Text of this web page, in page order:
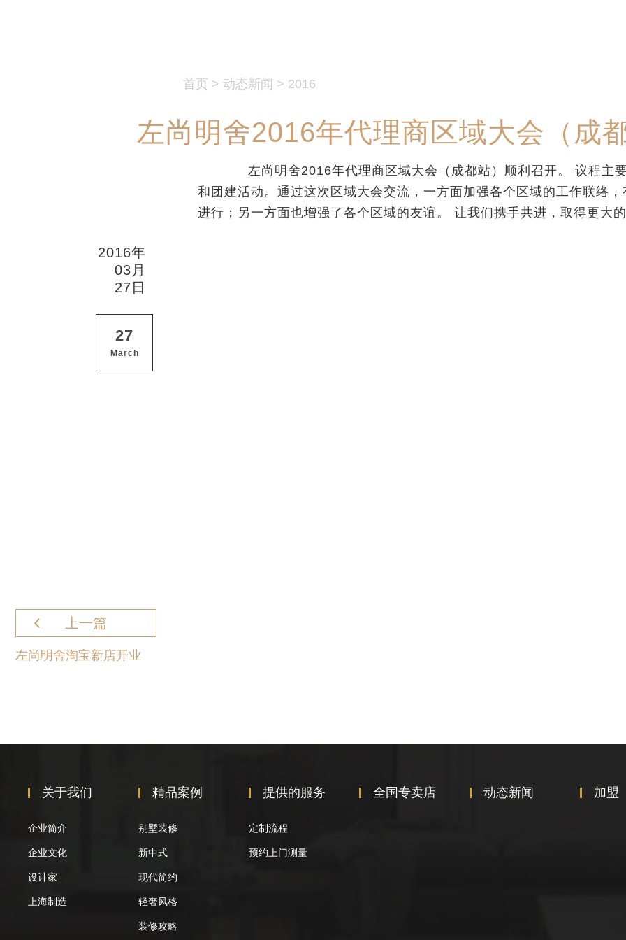
首页 > 动态新闻 > 2016
左尚明舍2016年代理商区域大会（成
左尚明舍2016年代理商区域大会（成都站）顺利召开。 议程主
和团建活动。通过这次区域大会交流，一方面加强各个区域的工作联络
进行；另一方面也增强了各个区域的友谊。 让我们携手共进，取得更大
2016年
03月
27日
27
March
上一篇
左尚明舍淘宝新店开业
关于我们
企业简介
企业文化
设计家
上海制造
精品案例
别墅装修
新中式
现代简约
轻奢风格
装修攻略
提供的服务
定制流程
预约上门测量
全国专卖店 动态新闻 加盟